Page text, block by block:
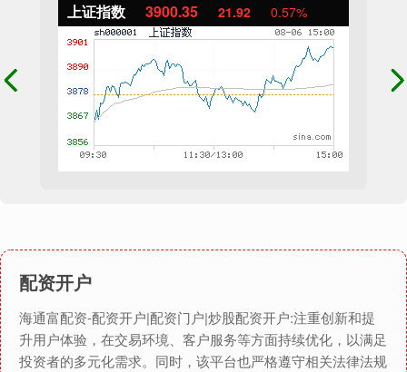
上证指数 3900.35 21.92 0.57%
配资开户
海通富配资-配资开户|配资门户|炒股配资开户:注重创新和提
升用户体验，在交易环境、客户服务等方面持续优化，以满足
投资者的多元化需求。同时，该平台也严格遵守相关法律法规